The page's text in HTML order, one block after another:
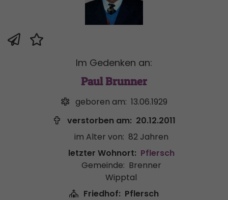
Im Gedenken an:
Paul Brunner
geboren am: 13.06.1929
verstorben am: 20.12.2011
im Alter von: 82 Jahren
letzter Wohnort: Pflersch
Gemeinde: Brenner
Wipptal
Friedhof: Pflersch